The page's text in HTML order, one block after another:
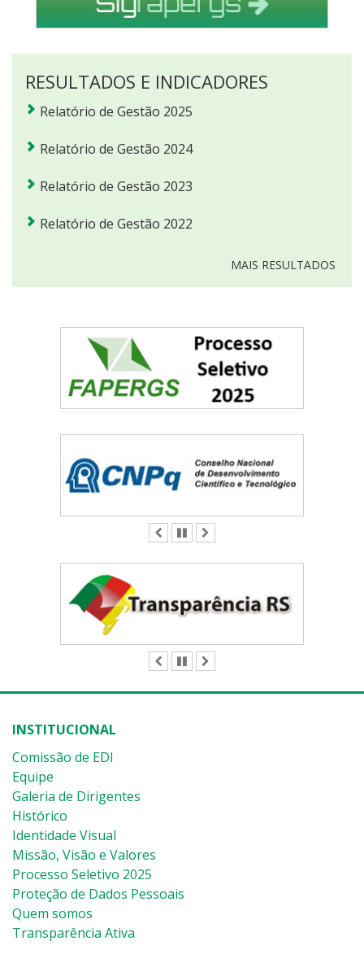
RESULTADOS E INDICADORES
Relatório de Gestão 2025
Relatório de Gestão 2024
Relatório de Gestão 2023
Relatório de Gestão 2022
MAIS RESULTADOS
ANTERIOR
PAUSAR
ANTERIOR
PAUSAR
INSTITUCIONAL
Comissão de EDI
Equipe
Galeria de Dirigentes
Histórico
Identidade Visual
Missão, Visão e Valores
Processo Seletivo 2025
Proteção de Dados Pessoais
Quem somos
Transparência Ativa